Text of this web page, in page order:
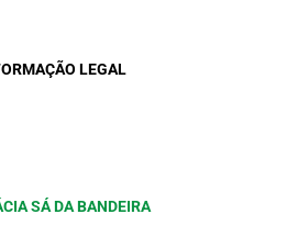
LEGAL
SÁ DA BANDEIRA